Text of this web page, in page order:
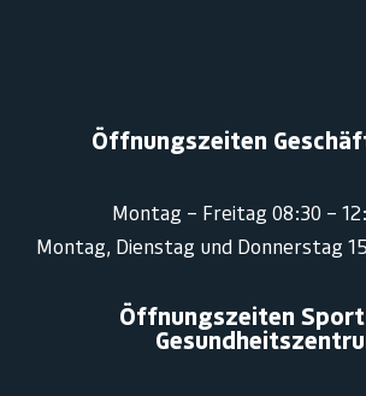
Öffnungszeiten
Montag – Freitag 08:30 –
Montag, Dienstag und Donnerstag
Öffnungszeiten